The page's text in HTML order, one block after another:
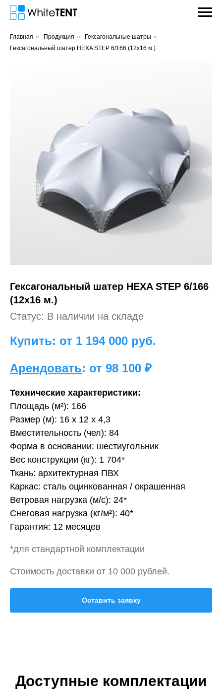
Главная » Продукция » Гексагональные шатры »
Гексагональный шатер HEXA STEP 6/166 (12х16 м.)
Гексагональный шатер HEXA STEP 6/166
(12х16 м.)
Статус: В наличии на складе
Купить: от 1 194 000 руб.
Арендовать: от 98 100 ₽
Технические характеристики:
Площадь (м²): 166
Размер (м): 16 х 12 х 4,3
Вместительность (чел): 84
Форма в основании: шестиугольник
Вес конструкции (кг): 1 704*
Ткань: архитектурная ПВХ
Каркас: сталь оцинкованная / окрашенная
Ветровая нагрузка (м/с): 24*
Снеговая нагрузка (кг/м²): 40*
Гарантия: 12 месяцев
*для стандартной комплектации
Стоимость доставки от 10 000 рублей.
Оставить заявку
Доступные комплектации